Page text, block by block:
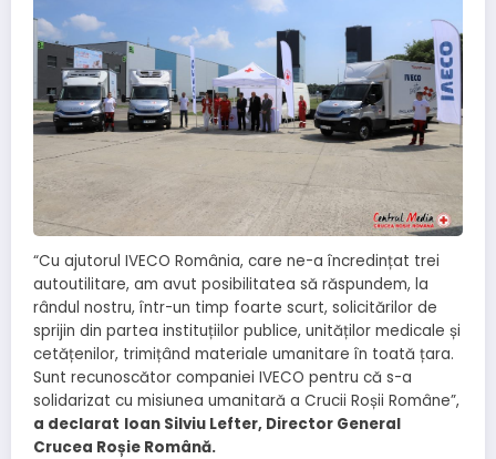
“Cu ajutorul IVECO România, care ne-a încredințat trei
autoutilitare, am avut posibilitatea să răspundem, la
rândul nostru, într-un timp foarte scurt, solicitărilor de
sprijin din partea instituțiilor publice, unităților medicale și
cetățenilor, trimițând materiale umanitare în toată țara.
Sunt recunoscător companiei IVECO pentru că s-a
solidarizat cu misiunea umanitară a Crucii Roșii Române”,
a declarat Ioan Silviu Lefter, Director General
Crucea Roșie Română.